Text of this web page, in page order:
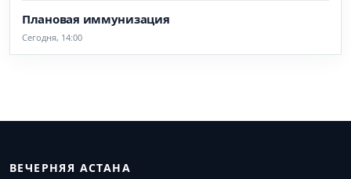
Плановая иммунизация
Сегодня, 14:00
ВЕЧЕРНЯЯ АСТАНА